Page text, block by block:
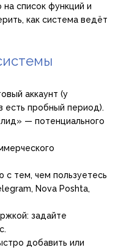
на список функций и
как система ведёт
аккаунт (у
есть пробный период).
— потенциального
с тем, чем пользуетесь
Nova Poshta,
задайте
добавить или